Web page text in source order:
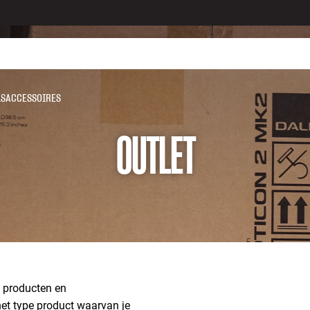
ACCESSOIRES
OUTLET
en
type product waarvan je